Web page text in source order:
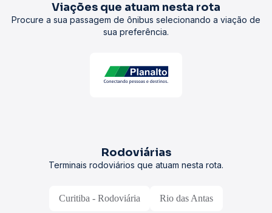
Viações que atuam nesta rota
Procure a sua passagem de ônibus selecionando a viação de
sua preferência.
Rodoviárias
Terminais rodoviários que atuam nesta rota.
Curitiba - Rodoviária Rio das Antas